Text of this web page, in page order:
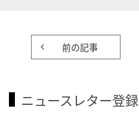
前の記事
ニュースレター登録